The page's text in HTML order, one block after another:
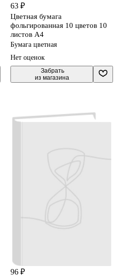
63 ₽
Цветная бумага
фольгированная 10 цветов 10
листов А4
Бумага цветная
Нет оценок
Забрать
из магазина
96 ₽